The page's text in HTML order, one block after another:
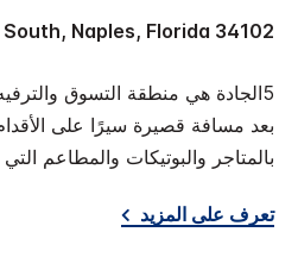
Naples, Florida 34102
5الجادة هي منطقة التسوق
بعد مسافة قصيرة سيرًا على
بالمتاجر والبوتيكات والمطاعم التي
تعرف على المزيد